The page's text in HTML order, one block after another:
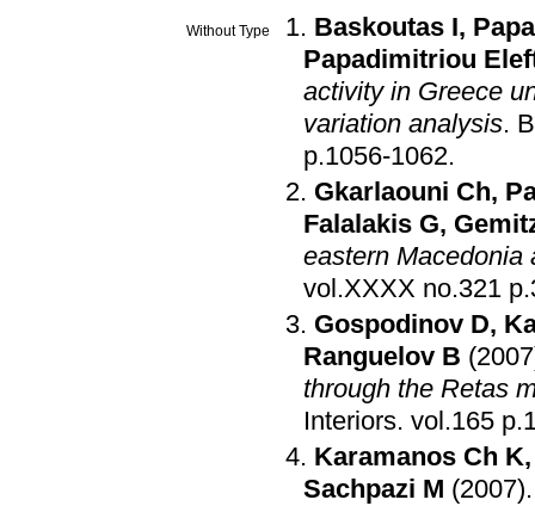
Without Type Baskoutas I,
Papadimitriou
activity in Greece
variation analysis.
p.1056-1062.
Gkarlaouni Ch,
Falalakis G,
eastern Macedonia
Gospodinov D,
Ranguelov B
through the Retas
Interiors.
Karamanos Ch K
Sachpazi M (2007)